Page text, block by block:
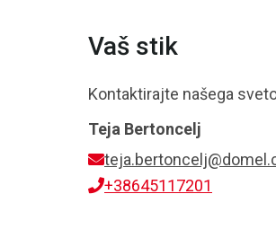
Vaš stik
Kontaktirajte našega
Teja Bertoncelj
+38645117201